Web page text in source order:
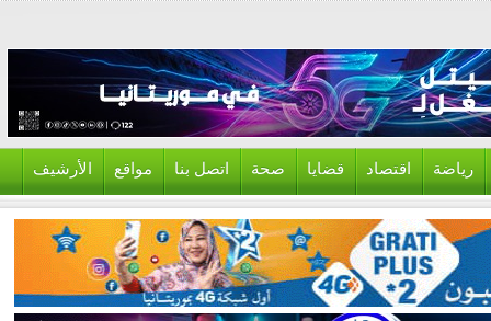
اقتصاد قضايا صحة اتصل بنا مواقع الأرشيف